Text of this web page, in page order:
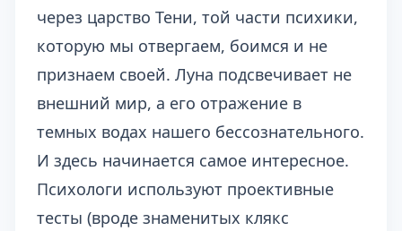
через царство Тени, той части психики,
которую мы отвергаем, боимся и не
признаем своей. Луна подсвечивает не
внешний мир, а его отражение в
темных водах нашего бессознательного.
И здесь начинается самое интересное.
Психологи используют проективные
тесты (вроде знаменитых клякс